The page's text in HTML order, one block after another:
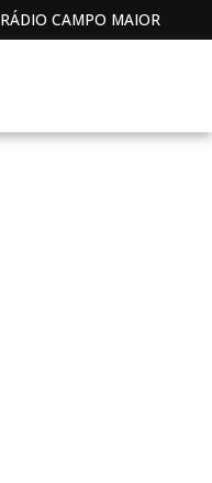
RÁDIO CAMPO MAIOR